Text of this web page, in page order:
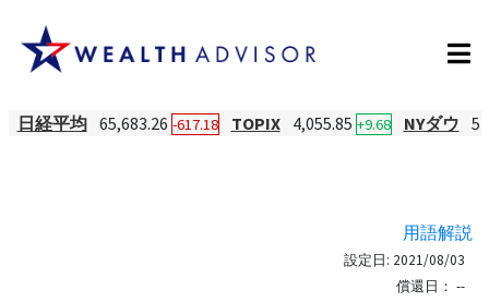
日経平均 65,683.26 -617.18 TOPIX 4,055.85 +9.68 NYダウ
用語解説
設定日: 2021/08/03
償還日： --